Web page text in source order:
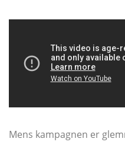
Mens kampagnen er